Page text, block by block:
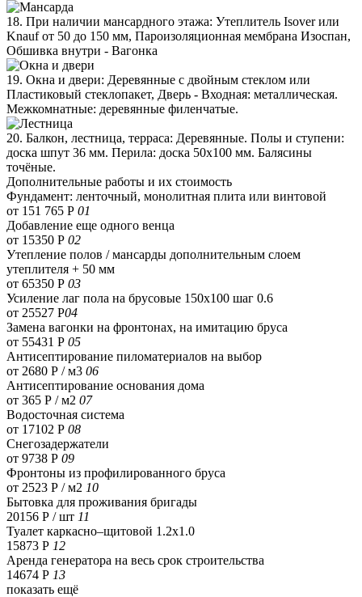
18. При наличии мансардного этажа: Утеплитель Isover или
Knauf от 50 до 150 мм, Пароизоляционная мембрана Изоспан,
Обшивка внутри - Вагонка
19. Окна и двери: Деревянные с двойным стеклом или
Пластиковый стеклопакет, Дверь - Входная: металлическая.
Межкомнатные: деревянные филенчатые.
20. Балкон, лестница, терраса: Деревянные. Полы и ступени:
доска шпут 36 мм. Перила: доска 50х100 мм. Балясины
точёные.
Дополнительные работы и их стоимость
Фундамент: ленточный, монолитная плита или винтовой
от 151 765 Р 01
Добавление еще одного венца
от 15350 Р 02
Утепление полов / мансарды дополнительным слоем
утеплителя + 50 мм
от 65350 Р 03
Усиление лаг пола на брусовые 150х100 шаг 0.6
от 25527 Р04
Замена вагонки на фронтонах, на имитацию бруса
от 55431 Р 05
Антисептирование пиломатериалов на выбор
от 2680 Р / м3 06
Антисептирование основания дома
от 365 Р / м2 07
Водосточная система
от 17102 Р 08
Снегозадержатели
от 9738 Р 09
Фронтоны из профилированного бруса
от 2523 Р / м2 10
Бытовка для проживания бригады
20156 Р / шт 11
Туалет каркасно–щитовой 1.2х1.0
15873 Р 12
Аренда генератора на весь срок строительства
14674 Р 13
показать ещё